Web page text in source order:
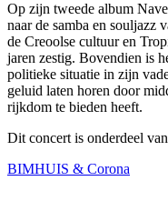
Op zijn tweede album
naar de samba en souljazz
de Creoolse cultuur en
jaren zestig. Bovendien is
politieke situatie in zijn
geluid laten horen door
rijkdom te bieden heeft.
Dit concert is onderdeel
BIMHUIS & Corona